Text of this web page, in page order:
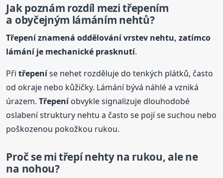
Jak poznám rozdíl mezitřepením
a obyčejným lámáním nehtů?
Třepeníznamená oddělování vrstev nehtu, zatímco
lámání je mechanické prasknutí.
Přitřepeníse nehet rozděluje do tenkých plátků, často
od okraje nebo kůžičky. Lámání bývá náhlé a vzniká
úrazem.Třepeníobvykle signalizuje dlouhodobé
oslabení struktury nehtu a často se pojí se suchou nebo
poškozenou pokožkou rukou.
Proč se mi třepí nehty na rukou, ale ne
na nohou?